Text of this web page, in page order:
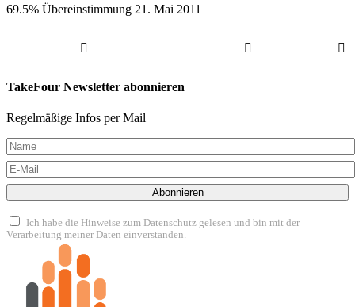
69.5% Übereinstimmung 21. Mai 2011
TakeFour Newsletter abonnieren
Regelmäßige Infos per Mail
Abonnieren
Ich habe die Hinweise zum Datenschutz gelesen und bin mit der
Verarbeitung meiner Daten einverstanden.